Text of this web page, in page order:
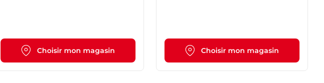
Choisir mon magasin Choisir mon magasin